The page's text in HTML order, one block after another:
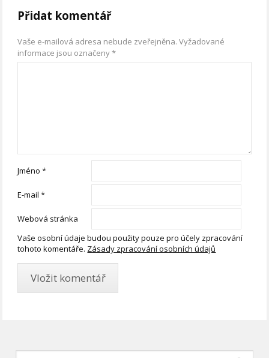
Přidat komentář
Vaše e-mailová adresa nebude zveřejněna. Vyžadované
informace jsou označeny*
Jméno*
E-mail*
Webová stránka
Vaše osobní údaje budou použity pouze pro účely zpracování
tohoto komentáře. Zásady zpracování osobních údajů